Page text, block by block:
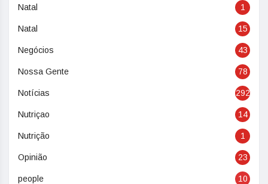
Natal 1
Natal 15
Negócios 43
Nossa Gente 78
Notícias 292
Nutriçao 14
Nutrição 1
Opinião 23
people 10